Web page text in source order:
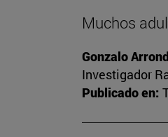
Muchos
Gonzalo
Investigador
Publicado en: